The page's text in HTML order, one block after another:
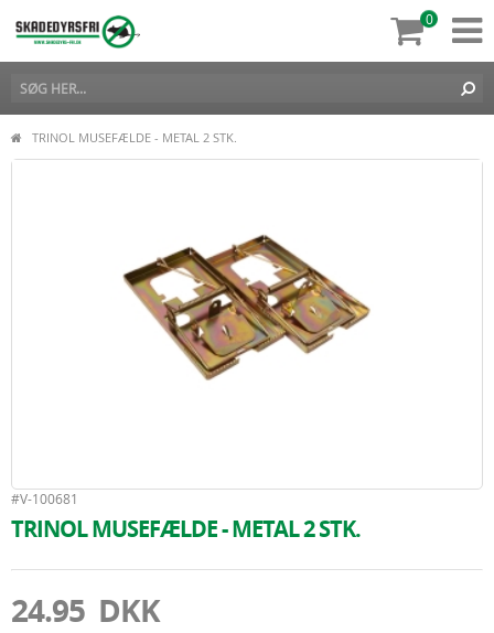
0
TRINOL MUSEFÆLDE - METAL 2 STK.
#V-100681
TRINOL MUSEFÆLDE - METAL 2 STK.
24.95 DKK